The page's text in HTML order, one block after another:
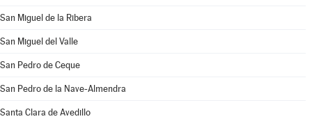
San Miguel de la Ribera
San Miguel del Valle
San Pedro de Ceque
San Pedro de la Nave-Almendra
Santa Clara de Avedillo